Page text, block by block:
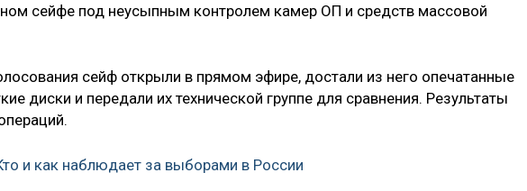
сейфе под неусыпным контролем камер ОП и средств массовой
сейф открыли в прямом эфире, достали из него опечатанные
диски и передали их технической группе для сравнения. Результаты
и как наблюдает за выборами в России